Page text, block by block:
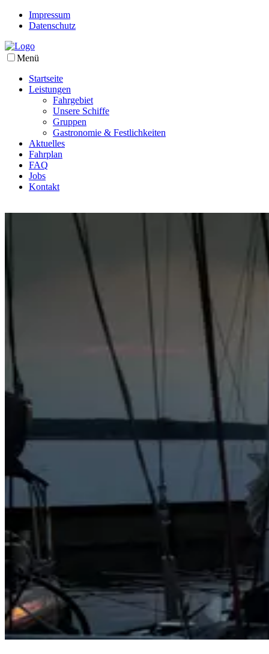
Impressum
Datenschutz
Menü
Startseite
Leistungen
Fahrgebiet
Unsere Schiffe
Gruppen
Gastronomie & Festlichkeiten
Aktuelles
Fahrplan
FAQ
Jobs
Kontakt